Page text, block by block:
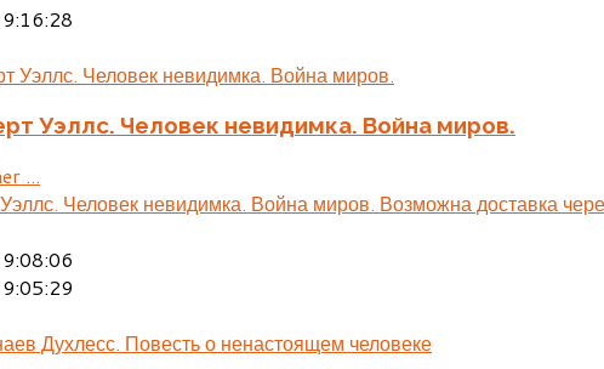
Уэллс. Человек невидимка. Война миров.
...
Уэллс. Человек невидимка. Война миров. Возможна доставка